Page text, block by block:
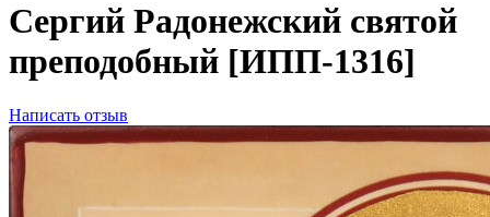
Сергий Радонежский святой
преподобный [ИПП-1316]
Написать отзыв